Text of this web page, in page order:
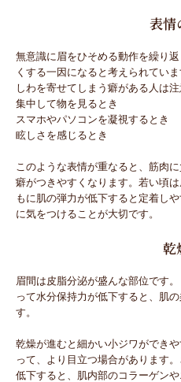
表情
無意識に眉をひそめる動作を繰り
くする一因になると考えられてい
しわを寄せてしまう癖がある人は注
集中して物を見るとき
スマホやパソコンを凝視するとき
眩しさを感じるとき
このような表情が重なると、筋肉
癖がつきやすくなります。若い頃
もに肌の弾力が低下すると定着し
に気をつけることが大切です。
乾
眉間は皮脂分泌が盛んな部位です
って水分保持力が低下すると、肌
す。
乾燥が進むと細かい小ジワができ
って、より目立つ場合があります
低下すると、肌内部のコラーゲン